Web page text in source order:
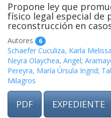
Propone ley que
físico legal especial de
reconstrucción en
Autores 6
Schaefer Cuculiza, Karla Melissa
Neyra Olaychea, Angel;
Pereyra, María Úrsula Ingrid;
Milagros
PDF EXPEDIENTE